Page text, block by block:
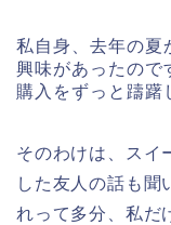
私自身、去年の夏
興味があったので
購入をずっと躊躇
そのわけは、スイ
した友人の話も聞
れって多分、私だ